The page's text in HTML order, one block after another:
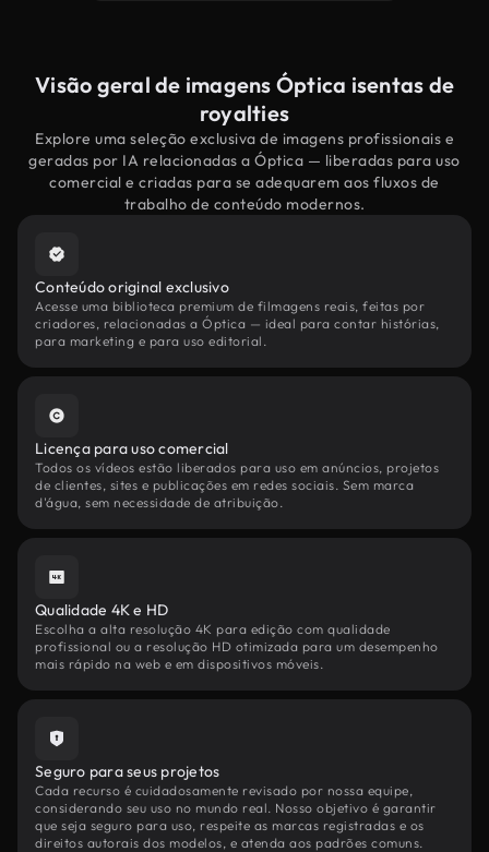
Visão geral de imagens Óptica isentas de
royalties
Explore uma seleção exclusiva de imagens profissionais e
geradas por IA relacionadas a Óptica — liberadas para uso
comercial e criadas para se adequarem aos fluxos de
trabalho de conteúdo modernos.
Conteúdo original exclusivo
Acesse uma biblioteca premium de filmagens reais, feitas por
criadores, relacionadas a Óptica — ideal para contar histórias,
para marketing e para uso editorial.
Licença para uso comercial
Todos os vídeos estão liberados para uso em anúncios, projetos
de clientes, sites e publicações em redes sociais. Sem marca
d'água, sem necessidade de atribuição.
Qualidade 4K e HD
Escolha a alta resolução 4K para edição com qualidade
profissional ou a resolução HD otimizada para um desempenho
mais rápido na web e em dispositivos móveis.
Seguro para seus projetos
Cada recurso é cuidadosamente revisado por nossa equipe,
considerando seu uso no mundo real. Nosso objetivo é garantir
que seja seguro para uso, respeite as marcas registradas e os
direitos autorais dos modelos, e atenda aos padrões comuns.